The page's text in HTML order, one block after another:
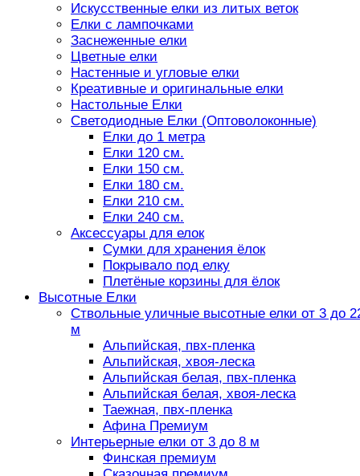
Искусственные елки из литых веток
Елки с лампочками
Заснеженные елки
Цветные елки
Настенные и угловые елки
Креативные и оригинальные елки
Настольные Елки
Светодиодные Елки (Оптоволоконные)
Елки до 1 метра
Елки 120 см.
Елки 150 см.
Елки 180 см.
Елки 210 см.
Елки 240 см.
Аксессуары для елок
Сумки для хранения ёлок
Покрывало под елку
Плетёные корзины для ёлок
Высотные Елки
Ствольные уличные высотные елки от 3 до
м
Альпийская, пвх-пленка
Альпийская, хвоя-леска
Альпийская белая, пвх-пленка
Альпийская белая, хвоя-леска
Таежная, пвх-пленка
Афина Премиум
Интерьерные елки от 3 до 8 м
Финская премиум